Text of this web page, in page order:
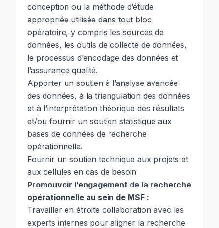
conception ou la méthode d’étude
appropriée utilisée dans tout bloc
opératoire, y compris les sources de
données, les outils de collecte de données,
le processus d’encodage des données et
l’assurance qualité.
Apporter un soutien à l’analyse avancée
des données, à la triangulation des données
et à l’interprétation théorique des résultats
et/ou fournir un soutien statistique aux
bases de données de recherche
opérationnelle.
Fournir un soutien technique aux projets et
aux cellules en cas de besoin
Promouvoir l’engagement de la recherche
opérationnelle au sein de MSF :
Travailler en étroite collaboration avec les
experts internes pour aligner la recherche